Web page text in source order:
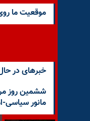
موقعيت ما
خبرهای در
ششمین روز
مانور سیاسی-